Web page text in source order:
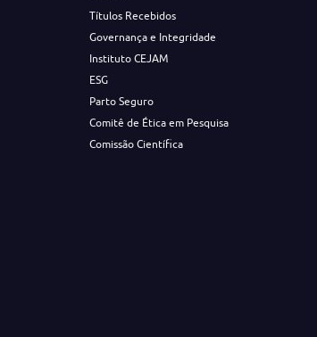
Títulos Recebidos
Governança e Integridade
Instituto CEJAM
ESG
Parto Seguro
Comitê de Ética em Pesquisa
Comissão Científica